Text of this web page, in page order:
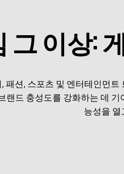
그 이상:
패션, 스포츠 및 엔터테인먼
랜드 충성도를 강화하는 데
능성을 열